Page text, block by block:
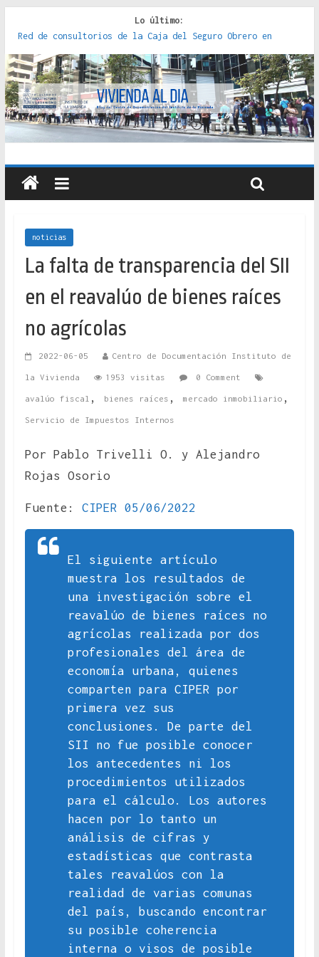
Lo último:
Red de consultorios de la Caja del Seguro Obrero en
Santiago : un patrimonio emblemático [2014]
Genocidios indígenas en América Latina [2023]
Estudios sobre la espacialización de los Estados :
políticas, prácticas y representaciones [2022]
Donde el pedernal choca con el acero : hacia una teoría
crítica de las fronteras latinoamericanas [2020]
Criterios técnicos para una vivienda adecuada [2019]
noticias
La falta de transparencia del SII
en el reavalúo de bienes raíces
no agrícolas
2022-06-05 Centro de Documentación Instituto de
la Vivienda 1953 visitas 0 Comment
avalúo fiscal , bienes raíces , mercado inmobiliario ,
Servicio de Impuestos Internos
Por Pablo Trivelli O. y Alejandro
Rojas Osorio
Fuente: CIPER 05/06/2022
El siguiente artículo
muestra los resultados de
una investigación sobre el
reavalúo de bienes raíces no
agrícolas realizada por dos
profesionales del área de
economía urbana, quienes
comparten para CIPER por
primera vez sus
conclusiones. De parte del
SII no fue posible conocer
los antecedentes ni los
procedimientos utilizados
para el cálculo. Los autores
hacen por lo tanto un
análisis de cifras y
estadísticas que contrasta
tales reavalúos con la
realidad de varias comunas
del país, buscando encontrar
su posible coherencia
interna o visos de posible